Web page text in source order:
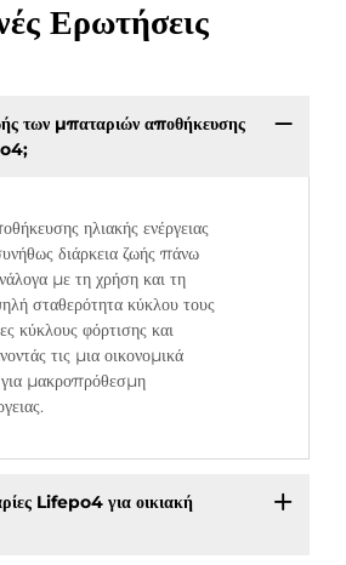
Ερωτήσεις
των μπαταριών αποθήκευσης
ηλιακής ενέργειας
διάρκεια ζωής πάνω
με τη χρήση και τη
σταθερότητα κύκλου τους
κύκλους φόρτισης και
τις μια οικονομικά
μακροπρόθεσμη
Lifepo4 για οικιακή